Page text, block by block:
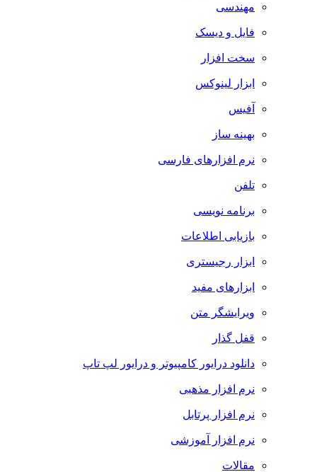
مهندسی
فایل و دیسک
سخت افزار
ابزار لینوکس
آفیس
بهینه ساز
نرم افزارهای فارسی
تلفن
برنامه نویسی
بازیابی اطلاعات
ابزار رجیستری
ابزارهای مفید
ویرایشگر متن
قفل گذار
دانلود درایور کامپیوتر و درایور لپ تاپ
نرم افزار مذهبی
نرم افزار پرتابل
نرم افزار آموزشی
مقالات